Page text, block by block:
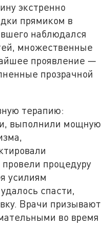
экстренно
прямиком в
наблюдался
множественные
проявление —
прозрачной
терапию:
выполнили мощную
процедуру
усилиям
спасти,
Врачи призывают
во время